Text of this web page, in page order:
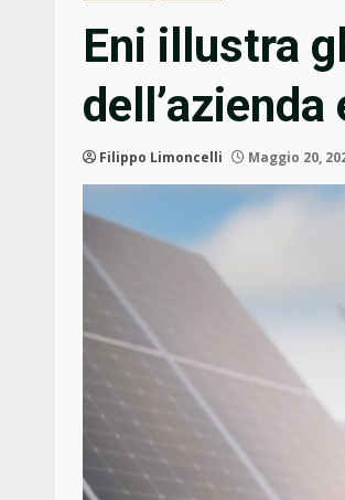
Eni illustra
Filippo Limoncelli Maggio 20,